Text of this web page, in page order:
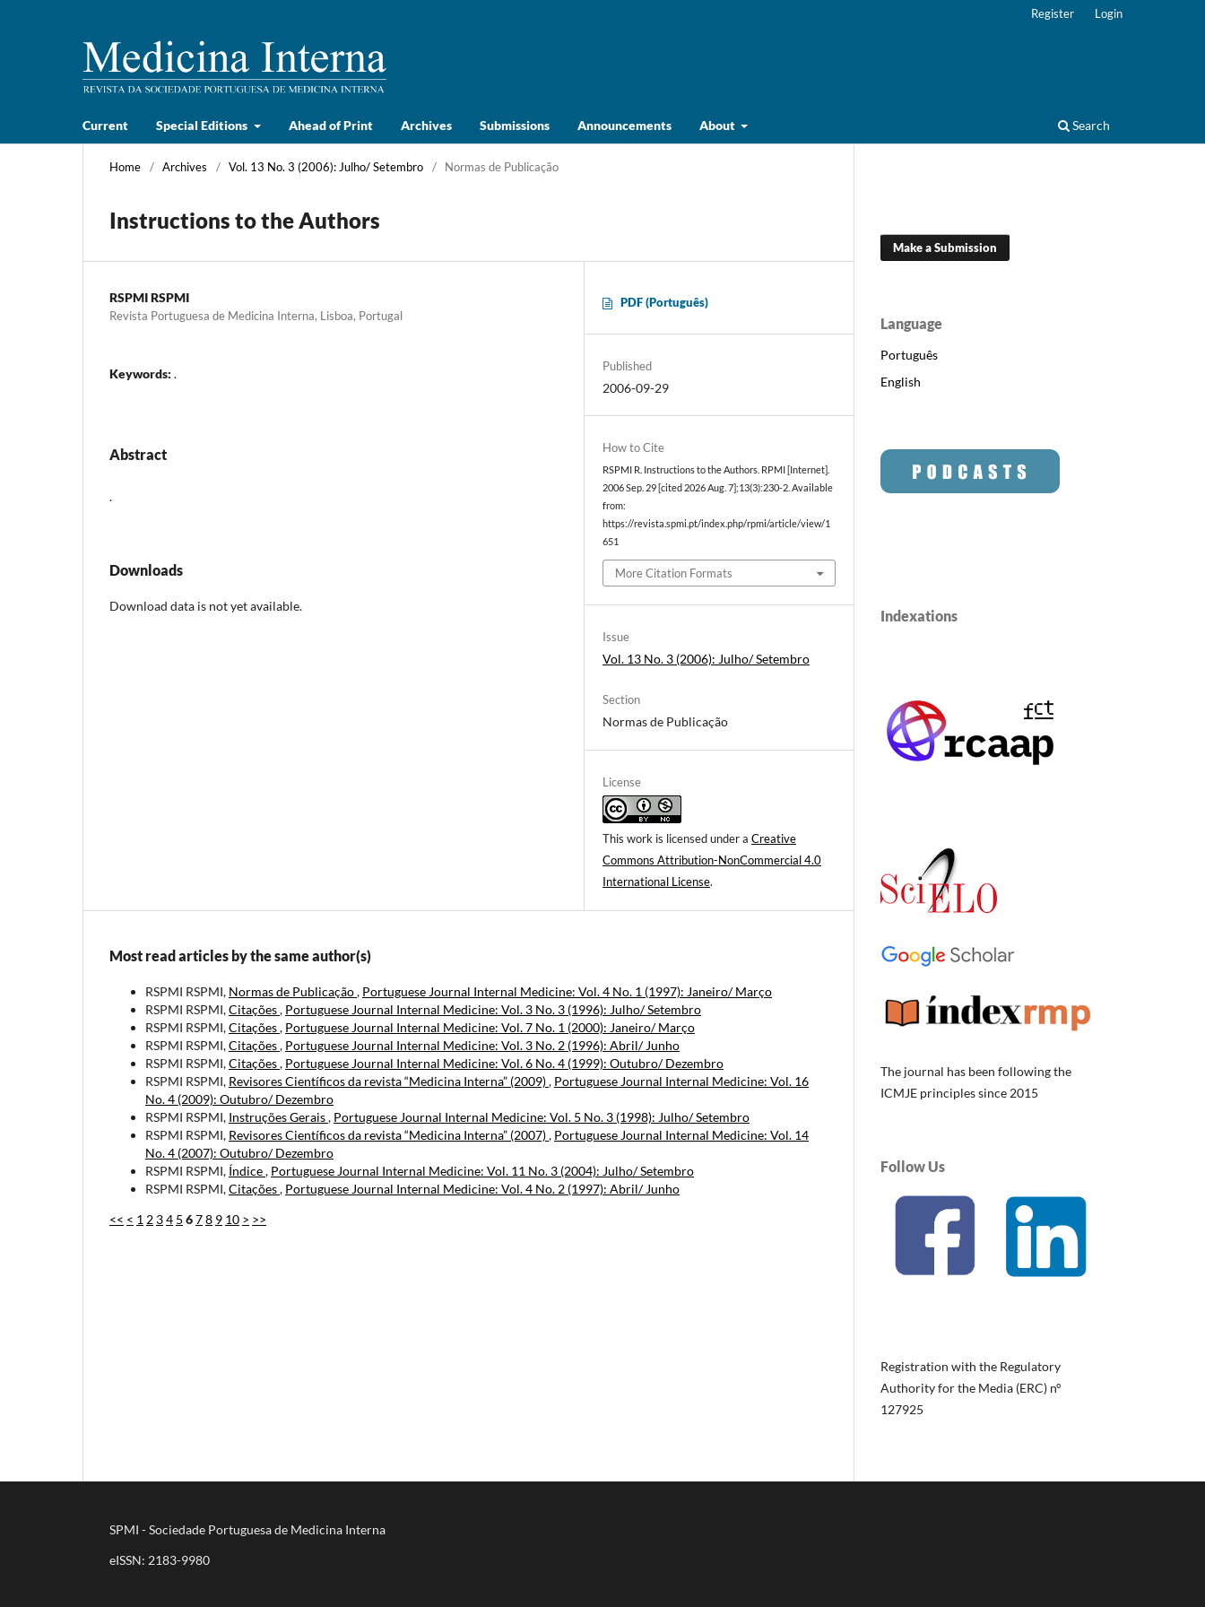
Current Special Editions Ahead of Print Archives Submissions Announcements About Search
Register Login
Home / Archives / Vol. 13 No. 3 (2006): Julho/ Setembro / Normas de Publicação
Instructions to the Authors
RSPMI RSPMI
Revista Portuguesa de Medicina Interna, Lisboa, Portugal
Keywords: .
Abstract
.
Downloads
Download data is not yet available.
PDF (Português)
Published
2006-09-29
How to Cite
RSPMI R. Instructions to the Authors. RPMI [Internet].
2006 Sep. 29 [cited 2026 Aug. 7];13(3):230-2. Available
from:
https://revista.spmi.pt/index.php/rpmi/article/view/1
651
More Citation Formats
Issue
Vol. 13 No. 3 (2006): Julho/ Setembro
Section
Normas de Publicação
License
This work is licensed under aCreative
Commons Attribution-NonCommercial 4.0
International License.
Most read articles by the same author(s)
RSPMI RSPMI, Normas de Publicação, Portuguese Journal Internal Medicine: Vol. 4 No. 1 (1997): Janeiro/ Março
RSPMI RSPMI,Citações, Portuguese Journal Internal Medicine: Vol. 3 No. 3 (1996): Julho/ Setembro
RSPMI RSPMI,Citações, Portuguese Journal Internal Medicine: Vol. 7 No. 1 (2000): Janeiro/ Março
RSPMI RSPMI,Citações, Portuguese Journal Internal Medicine: Vol. 3 No. 2 (1996): Abril/ Junho
RSPMI RSPMI,Citações, Portuguese Journal Internal Medicine: Vol. 6 No. 4 (1999): Outubro/ Dezembro
RSPMI RSPMI, Revisores Científicos da revista “Medicina Interna” (2009), Portuguese Journal Internal Medicine: Vol. 16
No. 4 (2009): Outubro/ Dezembro
RSPMI RSPMI, Instruções Gerais, Portuguese Journal Internal Medicine: Vol. 5 No. 3 (1998): Julho/ Setembro
RSPMI RSPMI, Revisores Científicos da revista “Medicina Interna” (2007), Portuguese Journal Internal Medicine: Vol. 14
No. 4 (2007): Outubro/ Dezembro
RSPMI RSPMI, Índice, Portuguese Journal Internal Medicine: Vol. 11 No. 3 (2004): Julho/ Setembro
RSPMI RSPMI,Citações, Portuguese Journal Internal Medicine: Vol. 4 No. 2 (1997): Abril/ Junho
<< < 1 2 34 5 678 9 10 > >>
Make a Submission
Language
Português
English
Indexations
The journal has been following the
ICMJE principles since 2015
Follow Us
Registration with the Regulatory
Authority for the Media (ERC) nº
127925
SPMI - Sociedade Portuguesa de Medicina Interna
eISSN: 2183-9980